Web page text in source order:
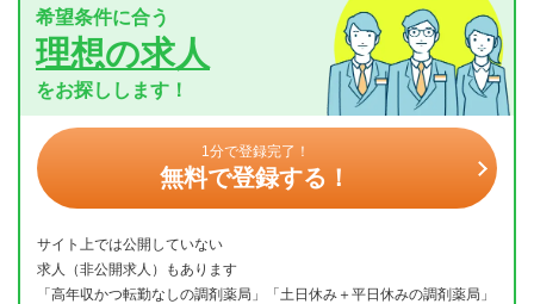
希望条件に合う
理想の求人
をお探しします！
1分で登録完了！
無料で登録する！
サイト上では公開していない
求人（非公開求人）もあります
「高年収かつ転勤なしの調剤薬局」「土日休み＋平日休みの調剤薬局」